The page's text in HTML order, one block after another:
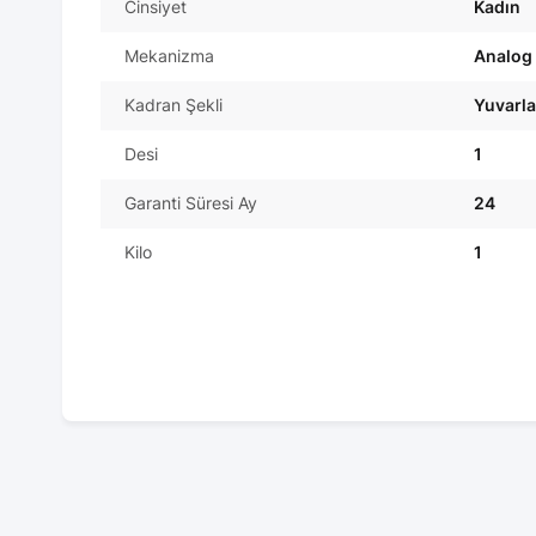
Cinsiyet Kadın
Mekanizma Analog
Kadran Şekli
Desi 1
Garanti Süresi Ay 24
Kilo 1